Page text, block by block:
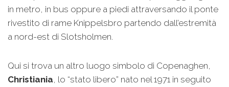
in metro, in bus oppure a piedi attraversando il ponte
rivestito di rame Knippelsbro partendo dall’estremità
a nord-est di Slotsholmen.
Qui si trova un altro luogo simbolo di Copenaghen,
Christiania, lo “stato libero” nato nel 1971 in seguito